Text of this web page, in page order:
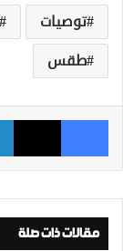
توصيات
طقس
فيسبوك ‫X
مقالات ذات صلة